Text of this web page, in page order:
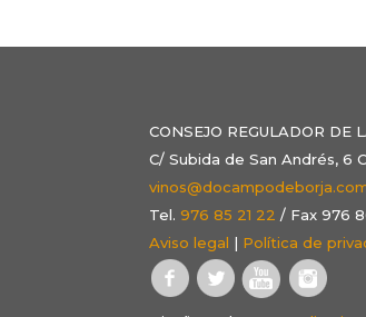
CONSEJO REGULADOR DE
C/ Subida de San Andrés, 6
Tel.976 85 21 22 / Fax 976
Aviso legal | Política de